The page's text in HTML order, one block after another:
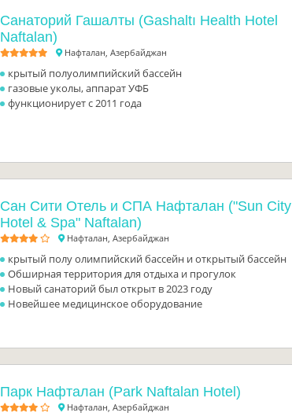
Санаторий Гашалты (Gashaltı Health Hotel
Naftalan)
Нафталан, Азербайджан
крытый полуолимпийский бассейн
газовые уколы, аппарат УФБ
функционирует с 2011 года
Сан Сити Отель и СПА Нафталан ("Sun City
Hotel & Spa" Naftalan)
Нафталан, Азербайджан
крытый полу олимпийский бассейн и открытый бассейн
Обширная территория для отдыха и прогулок
Новый санаторий был открыт в 2023 году
Новейшее медицинское оборудование
Парк Нафталан (Park Naftalan Hotel)
Нафталан, Азербайджан